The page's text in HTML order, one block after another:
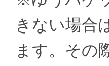
きない場合
ます。その